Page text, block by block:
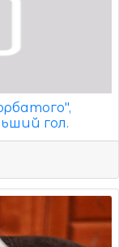
гол.